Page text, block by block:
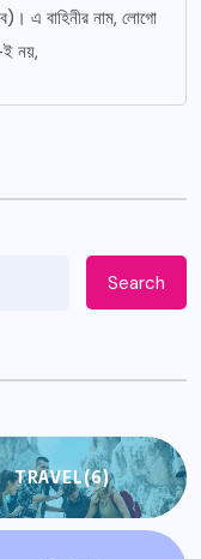
এ বাহিনীর নাম, লোগো
ই নয়,
Search
TRAVEL(6)